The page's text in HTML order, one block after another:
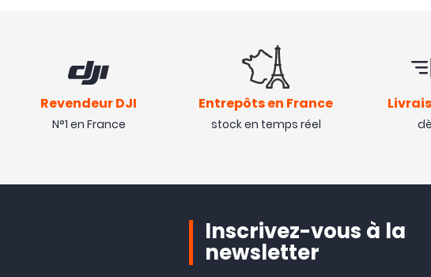
Revendeur DJI
N°1 en France
Entrepôts en France
stock en temps réel
Inscrivez-vous à la
newsletter